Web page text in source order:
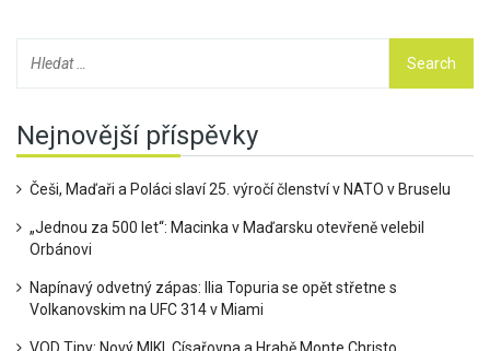
Nejnovější příspěvky
Češi, Maďaři a Poláci slaví 25. výročí členství v NATO v Bruselu
„Jednou za 500 let“: Macinka v Maďarsku otevřeně velebil
Orbánovi
Napínavý odvetný zápas: Ilia Topuria se opět střetne s
Volkanovskim na UFC 314 v Miami